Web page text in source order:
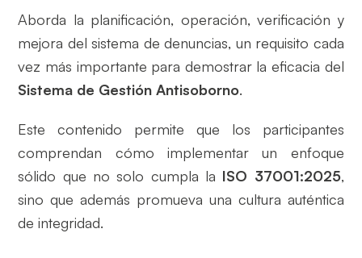
Aborda la planificación, operación, verificación y
mejora del sistema de denuncias, un requisito cada
vez más importante para demostrar la eficacia del
Sistema de Gestión Antisoborno.
Este contenido permite que los participantes
comprendan cómo implementar un enfoque
sólido que no solo cumpla la ISO 37001:2025,
sino que además promueva una cultura auténtica
de integridad.